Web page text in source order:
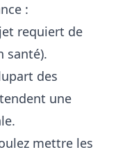
:
requiert de
santé).
des
une
mettre les